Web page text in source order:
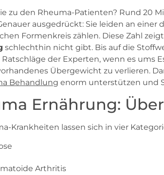
zu den Rheuma-Patienten? Rund 20
ausgedrückt: Sie leiden an einer
Formenkreis zählen. Diese Zahl
schlechthin nicht gibt. Bis auf die
der Experten, wenn es ums
Übergewicht zu verlieren.
Behandlung enorm unterstützen und
Ernährung:
Krankheiten lassen sich in vier
Arthritis